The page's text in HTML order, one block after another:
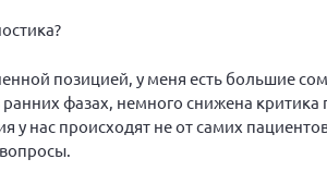
позицией, у меня есть большие
фазах, немного снижена критика
нас происходят не от самих